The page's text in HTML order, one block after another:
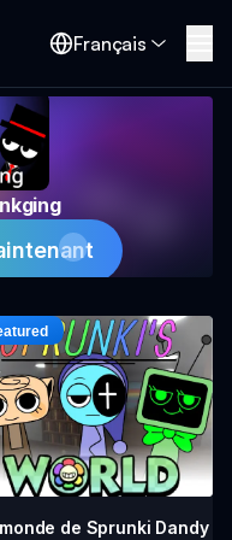
Français
de Sprunki Dandy